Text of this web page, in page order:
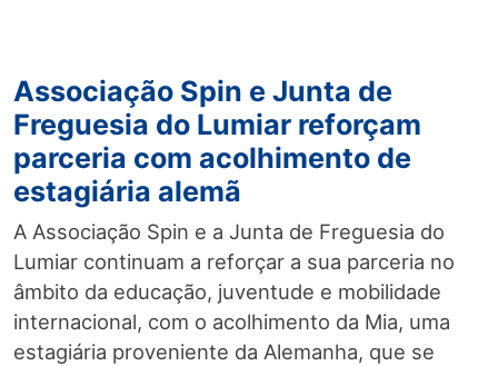
Associação Spin e Junta de
Freguesia do Lumiar reforçam
parceria com acolhimento de
estagiária alemã
A Associação Spin e a Junta de Freguesia do
Lumiar continuam a reforçar a sua parceria no
âmbito da educação, juventude e mobilidade
internacional, com o acolhimento da Mia, uma
estagiária proveniente da Alemanha, que se